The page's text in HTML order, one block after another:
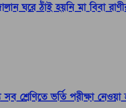
ঘরে ঠাঁই হয়নি মা বিবা
শ্রেণিতে ভর্তি পরীক্ষা নেওয়া